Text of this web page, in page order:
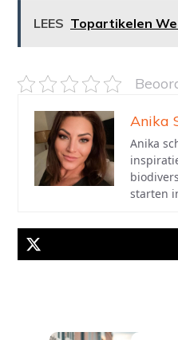
LEES Topartikelen
Anika
Anika
starten